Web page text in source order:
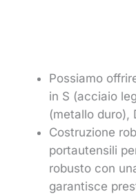
Possiamo
in S (acciaio
(metallo duro),
Costruzione
portautensili
robusto con
garantisce